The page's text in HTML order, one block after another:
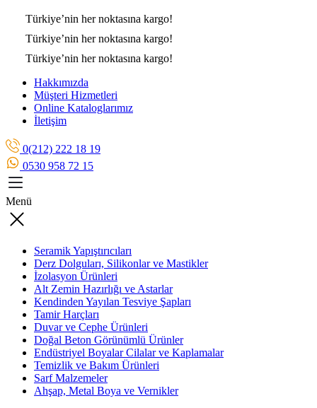
Türkiye’nin her noktasına kargo!
Türkiye’nin her noktasına kargo!
Türkiye’nin her noktasına kargo!
Hakkımızda
Müşteri Hizmetleri
Online Kataloglarımız
İletişim
0(212) 222 18 19
0530 958 72 15
Menü
Seramik Yapıştırıcıları
Derz Dolguları, Silikonlar ve Mastikler
İzolasyon Ürünleri
Alt Zemin Hazırlığı ve Astarlar
Kendinden Yayılan Tesviye Şapları
Tamir Harçları
Duvar ve Cephe Ürünleri
Doğal Beton Görünümlü Ürünler
Endüstriyel Boyalar Cilalar ve Kaplamalar
Temizlik ve Bakım Ürünleri
Sarf Malzemeler
Ahşap, Metal Boya ve Vernikler